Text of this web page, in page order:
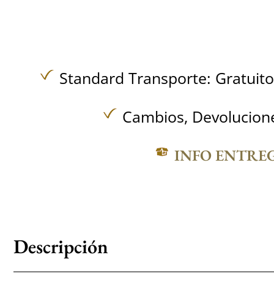
Standard Transporte:
Cambios,
INFO
Descripción